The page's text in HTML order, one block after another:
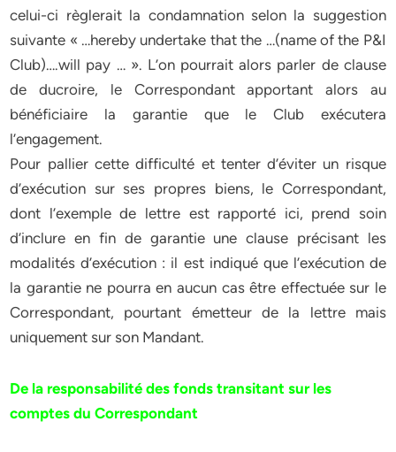
celui-ci règlerait la condamnation selon la suggestion
suivante « …hereby undertake that the …(name of the P&I
Club)….will pay … ». L’on pourrait alors parler de clause
de ducroire, le Correspondant apportant alors au
bénéficiaire la garantie que le Club exécutera
l’engagement.
Pour pallier cette difficulté et tenter d’éviter un risque
d’exécution sur ses propres biens, le Correspondant,
dont l’exemple de lettre est rapporté ici, prend soin
d’inclure en fin de garantie une clause précisant les
modalités d’exécution : il est indiqué que l’exécution de
la garantie ne pourra en aucun cas être effectuée sur le
Correspondant, pourtant émetteur de la lettre mais
uniquement sur son Mandant.
De la responsabilité des fonds transitant sur les
comptes du Correspondant